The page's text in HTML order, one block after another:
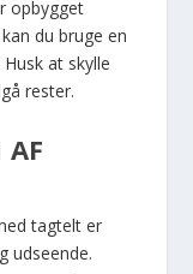
opbygget
du bruge en
at skylle
rester.
AF
tagtelt er
udseende.